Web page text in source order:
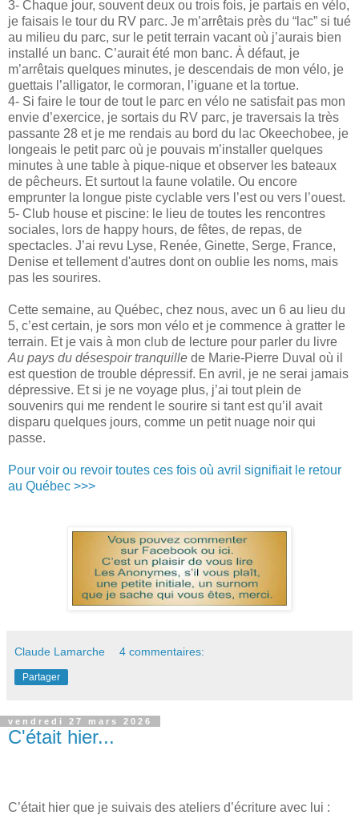
3- Chaque jour, souvent deux ou trois fois, je partais en vélo,
je faisais le tour du RV parc. Je m’arrêtais près du “lac” si tué
au milieu du parc, sur le petit terrain vacant où j’aurais bien
installé un banc. C’aurait été mon banc. À défaut, je
m’arrêtais quelques minutes, je descendais de mon vélo, je
guettais l’alligator, le cormoran, l’iguane et la tortue.
4- Si faire le tour de tout le parc en vélo ne satisfait pas mon
envie d’exercice, je sortais du RV parc, je traversais la très
passante 28 et je me rendais au bord du lac Okeechobee, je
longeais le petit parc où je pouvais m’installer quelques
minutes à une table à pique-nique et observer les bateaux
de pêcheurs. Et surtout la faune volatile. Ou encore
emprunter la longue piste cyclable vers l’est ou vers l’ouest.
5- Club house et piscine: le lieu de toutes les rencontres
sociales, lors de happy hours, de fêtes, de repas, de
spectacles. J’ai revu Lyse, Renée, Ginette, Serge, France,
Denise et tellement d'autres dont on oublie les noms, mais
pas les sourires.
Cette semaine, au Québec, chez nous, avec un 6 au lieu du
5, c’est certain, je sors mon vélo et je commence à gratter le
terrain. Et je vais à mon club de lecture pour parler du livre
Au pays du désespoir tranquille de Marie-Pierre Duval où il
est question de trouble dépressif. En avril, je ne serai jamais
dépressive. Et si je ne voyage plus, j’ai tout plein de
souvenirs qui me rendent le sourire si tant est qu’il avait
disparu quelques jours, comme un petit nuage noir qui
passe.
Pour voir ou revoir toutes ces fois où avril signifiait le retour
au Québec >>>
Claude Lamarche 4 commentaires:
Partager
vendredi 27 mars 2026
C'était hier...
C’était hier que je suivais des ateliers d’écriture avec lui :